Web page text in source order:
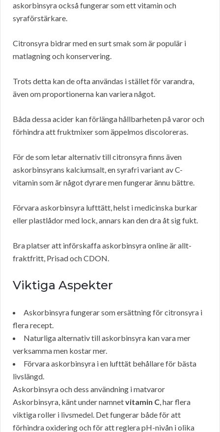
askorbinsyra också fungerar som ett vitamin och
syraförstärkare.
Citronsyra bidrar med en surt smak som är populär i
matlagning och konservering.
Trots detta kan de ofta användas i stället för varandra,
även om proportionerna kan variera något.
Båda dessa acider kan förlänga hållbarheten på varor och
förhindra att fruktmixer som äppelmos discoloreras.
För de som letar alternativ till citronsyra finns även
askorbinsyrans kalciumsalt, en syrafri variant av C-
vitamin som är något dyrare men fungerar ännu bättre.
Förvara askorbinsyra lufttätt, helst i medicinska burkar
eller plastlådor med lock, annars kan den dra åt sig fukt.
Bra platser att införskaffa askorbinsyra online är allt-
fraktfritt, Prisad och CDON.
Viktiga Aspekter
Askorbinsyra fungerar som ersättning för citronsyra i
flera recept.
Naturliga alternativ till askorbinsyra kan vara mer
verksamma men kostar mer.
Förvara askorbinsyra i en lufttät behållare för bästa
livslängd.
Askorbinsyra och dess användning i matvaror
Askorbinsyra, känt under namnetvitamin C, har flera
viktiga roller i livsmedel. Det fungerar både för att
förhindra oxidering och för att reglera pH-nivån i olika